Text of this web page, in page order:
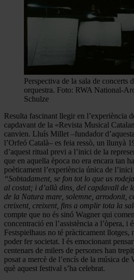
Perspectiva de la sala de concerts
orquestra. Foto: RWA National-
Schulze
Resulta fascinant llegir en l’experiència
capdavant de la «Revista Musical
canvien. Lluís Millet –fundador
l’Orfeó Català– es feia ressò, un llunyà
d’aquest ritual previ a l’inici de la
que en aquella època no era encara tan
poèticament l’experiència única de
“Sobtadament, se fon tot lo que us
al costat; i d’allà dins, del capdavall
de la Natura mare, solemne, arrodonit,
creixent, creixent, fins a omplir tota la
compte que no és sinó Wagner qui
concentració en l’assistència a l’òpera, i
Festspielhaus no té pràcticament llotges,
poder fer societat. I és emocionant
centenars de milers de persones han
posat a mercè de l’encís de la música de
què aquest festival s’ha celebrat.